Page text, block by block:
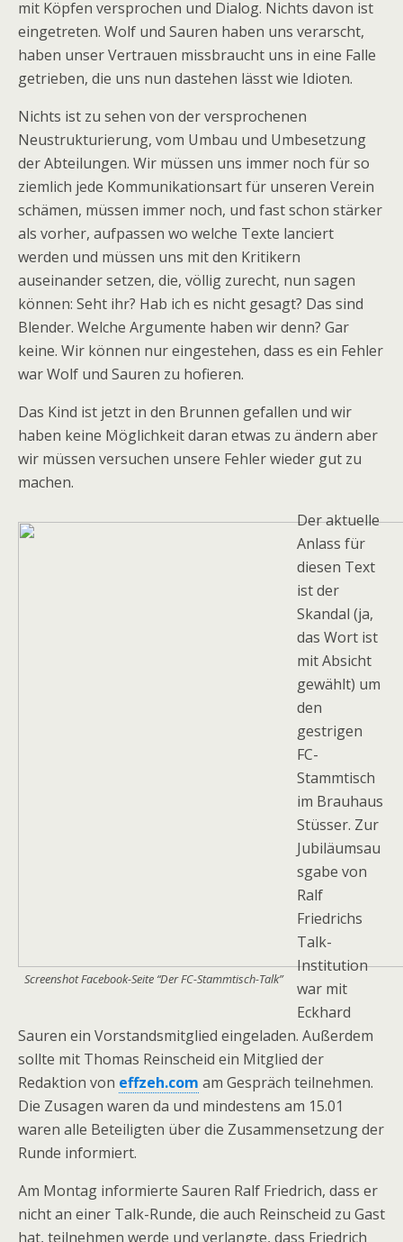
mit Köpfen versprochen und Dialog. Nichts davon ist
eingetreten. Wolf und Sauren haben uns verarscht,
haben unser Vertrauen missbraucht uns in eine Falle
getrieben, die uns nun dastehen lässt wie Idioten.
Nichts ist zu sehen von der versprochenen
Neustrukturierung, vom Umbau und Umbesetzung
der Abteilungen. Wir müssen uns immer noch für so
ziemlich jede Kommunikationsart für unseren Verein
schämen, müssen immer noch, und fast schon stärker
als vorher, aufpassen wo welche Texte lanciert
werden und müssen uns mit den Kritikern
auseinander setzen, die, völlig zurecht, nun sagen
können: Seht ihr? Hab ich es nicht gesagt? Das sind
Blender. Welche Argumente haben wir denn? Gar
keine. Wir können nur eingestehen, dass es ein Fehler
war Wolf und Sauren zu hofieren.
Das Kind ist jetzt in den Brunnen gefallen und wir
haben keine Möglichkeit daran etwas zu ändern aber
wir müssen versuchen unsere Fehler wieder gut zu
machen.
Screenshot Facebook-Seite “Der FC-Stammtisch-Talk”
Der aktuelle
Anlass für
diesen Text
ist der
Skandal (ja,
das Wort ist
mit Absicht
gewählt) um
den
gestrigen
FC-
Stammtisch
im Brauhaus
Stüsser. Zur
Jubiläumsau
sgabe von
Ralf
Friedrichs
Talk-
Institution
war mit
Eckhard
Sauren ein Vorstandsmitglied eingeladen. Außerdem
sollte mit Thomas Reinscheid ein Mitglied der
Redaktion von effzeh.com am Gespräch teilnehmen.
Die Zusagen waren da und mindestens am 15.01
waren alle Beteiligten über die Zusammensetzung der
Runde informiert.
Am Montag informierte Sauren Ralf Friedrich, dass er
nicht an einer Talk-Runde, die auch Reinscheid zu Gast
hat, teilnehmen werde und verlangte, dass Friedrich